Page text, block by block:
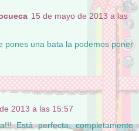
15 de mayo de 2013 a las
pones una bata la podemos poner
2013 a las 15:57
Está perfecta, completamente